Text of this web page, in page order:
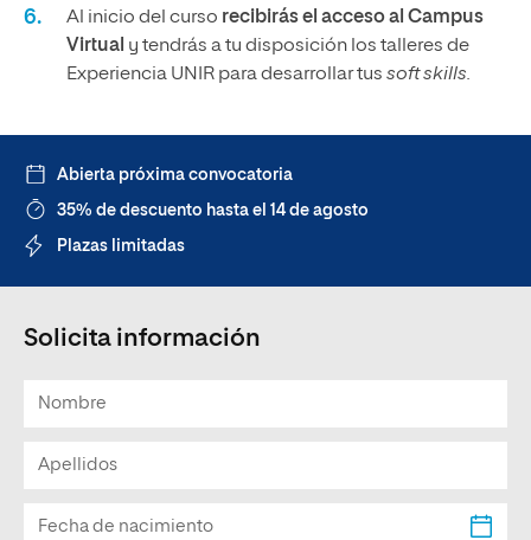
Al inicio del curso recibirás el acceso al Campus
Virtual y tendrás a tu disposición los talleres de
Experiencia UNIR para desarrollar tus soft skills.
Abierta próxima convocatoria
35% de descuento hasta el 14 de agosto
Plazas limitadas
Solicita información